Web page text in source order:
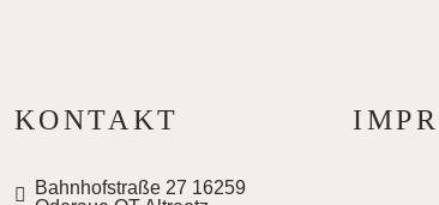
KONTAKT
Bahnhofstraße 27 16259